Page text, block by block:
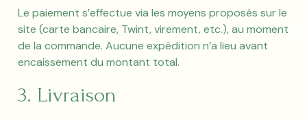
Le paiement s’effectue via les moyens proposés sur le
site (carte bancaire, Twint, virement, etc.), au moment
de la commande. Aucune expédition n’a lieu avant
encaissement du montant total.
3. Livraison